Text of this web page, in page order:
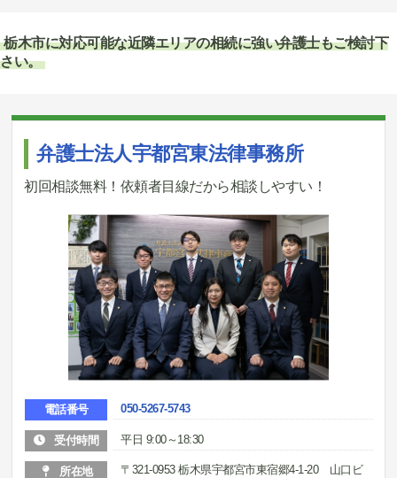
栃木市に対応可能な近隣エリアの相続に強い弁護士もご検討下
さい。
弁護士法人宇都宮東法律事務所
初回相談無料！依頼者目線だから相談しやすい！
電話番号 050-5267-5743
受付時間 平日 9:00～18:30
所在地
〒321-0953 栃木県宇都宮市東宿郷4-1-20 山口ビ